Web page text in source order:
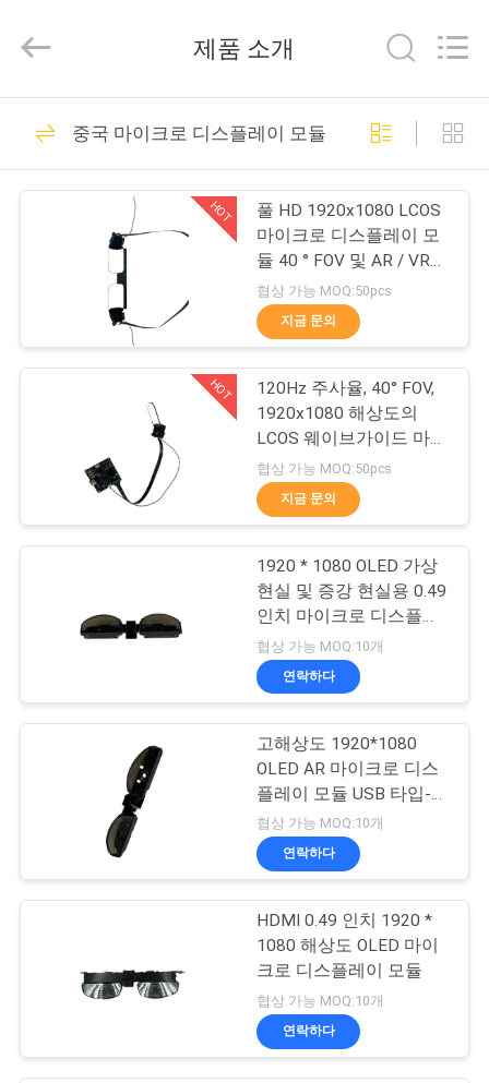
제
리
여
여
관
스
2026
Shenzhen
Reserved.
AR 스마트 안경
87
헤드 마운트 디스플
레이
92
3D 스마트 비디오 안
37
VR 스마트 안경
101
제품 소개
중국 마이크로 디스플레이 모듈
HOT
풀 HD 1920x1080 LCOS
마이크로 디스플레이 모
듈 40 ° FOV 및 AR / VR
응용 프로그램을위한
200: 1 고 콘트라스트
협상 가능 MOQ:50pcs
지금 문의
HOT
120Hz 주사율, 40° FOV,
1920x1080 해상도의
LCOS 웨이브가이드 마이
크로 디스플레이 모듈
협상 가능 MOQ:50pcs
지금 문의
1920 * 1080 OLED 가상
현실 및 증강 현실용 0.49
인치 마이크로 디스플레
이 모듈
협상 가능 MOQ:10개
연락하다
고해상도 1920*1080
OLED AR 마이크로 디스
플레이 모듈 USB 타입-c
41° 전망 각
협상 가능 MOQ:10개
연락하다
HDMI 0.49 인치 1920 *
1080 해상도 OLED 마이
크로 디스플레이 모듈
협상 가능 MOQ:10개
연락하다